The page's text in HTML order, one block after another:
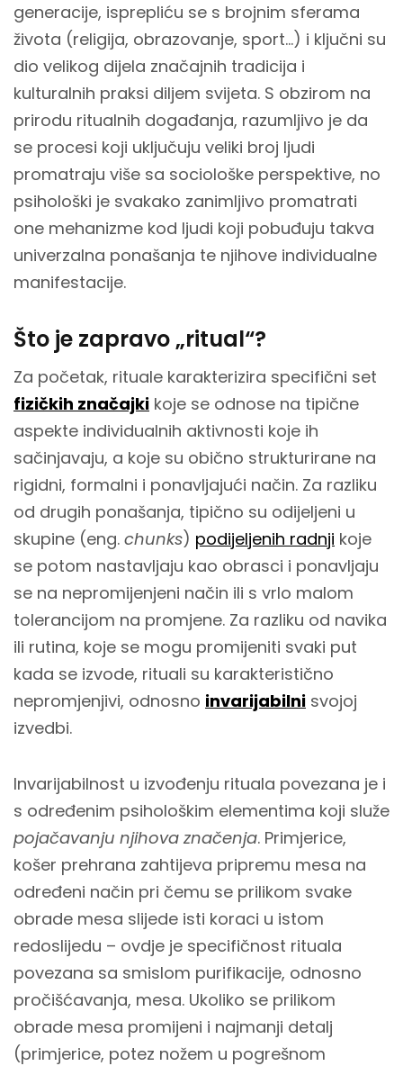
generacije, isprepliću se s brojnim sferama
života (religija, obrazovanje, sport...) i ključni su
dio velikog dijela značajnih tradicija i
kulturalnih praksi diljem svijeta. S obzirom na
prirodu ritualnih događanja, razumljivo je da
se procesi koji uključuju veliki broj ljudi
promatraju više sa sociološke perspektive, no
psihološki je svakako zanimljivo promatrati
one mehanizme kod ljudi koji pobuđuju takva
univerzalna ponašanja te njihove individualne
manifestacije.
Što je zapravo „ritual“?
Za početak, rituale karakterizira specifični set
fizičkih značajki koje se odnose na tipične
aspekte individualnih aktivnosti koje ih
sačinjavaju, a koje su obično strukturirane na
rigidni, formalni i ponavljajući način. Za razliku
od drugih ponašanja, tipično su odijeljeni u
skupine (eng. chunks) podijeljenih radnji koje
se potom nastavljaju kao obrasci i ponavljaju
se na nepromijenjeni način ili s vrlo malom
tolerancijom na promjene. Za razliku od navika
ili rutina, koje se mogu promijeniti svaki put
kada se izvode, rituali su karakteristično
nepromjenjivi, odnosno invarijabilni svojoj
izvedbi.
Invarijabilnost u izvođenju rituala povezana je i
s određenim psihološkim elementima koji služe
pojačavanju njihova značenja. Primjerice,
košer prehrana zahtijeva pripremu mesa na
određeni način pri čemu se prilikom svake
obrade mesa slijede isti koraci u istom
redoslijedu – ovdje je specifičnost rituala
povezana sa smislom purifikacije, odnosno
pročišćavanja, mesa. Ukoliko se prilikom
obrade mesa promijeni i najmanji detalj
(primjerice, potez nožem u pogrešnom